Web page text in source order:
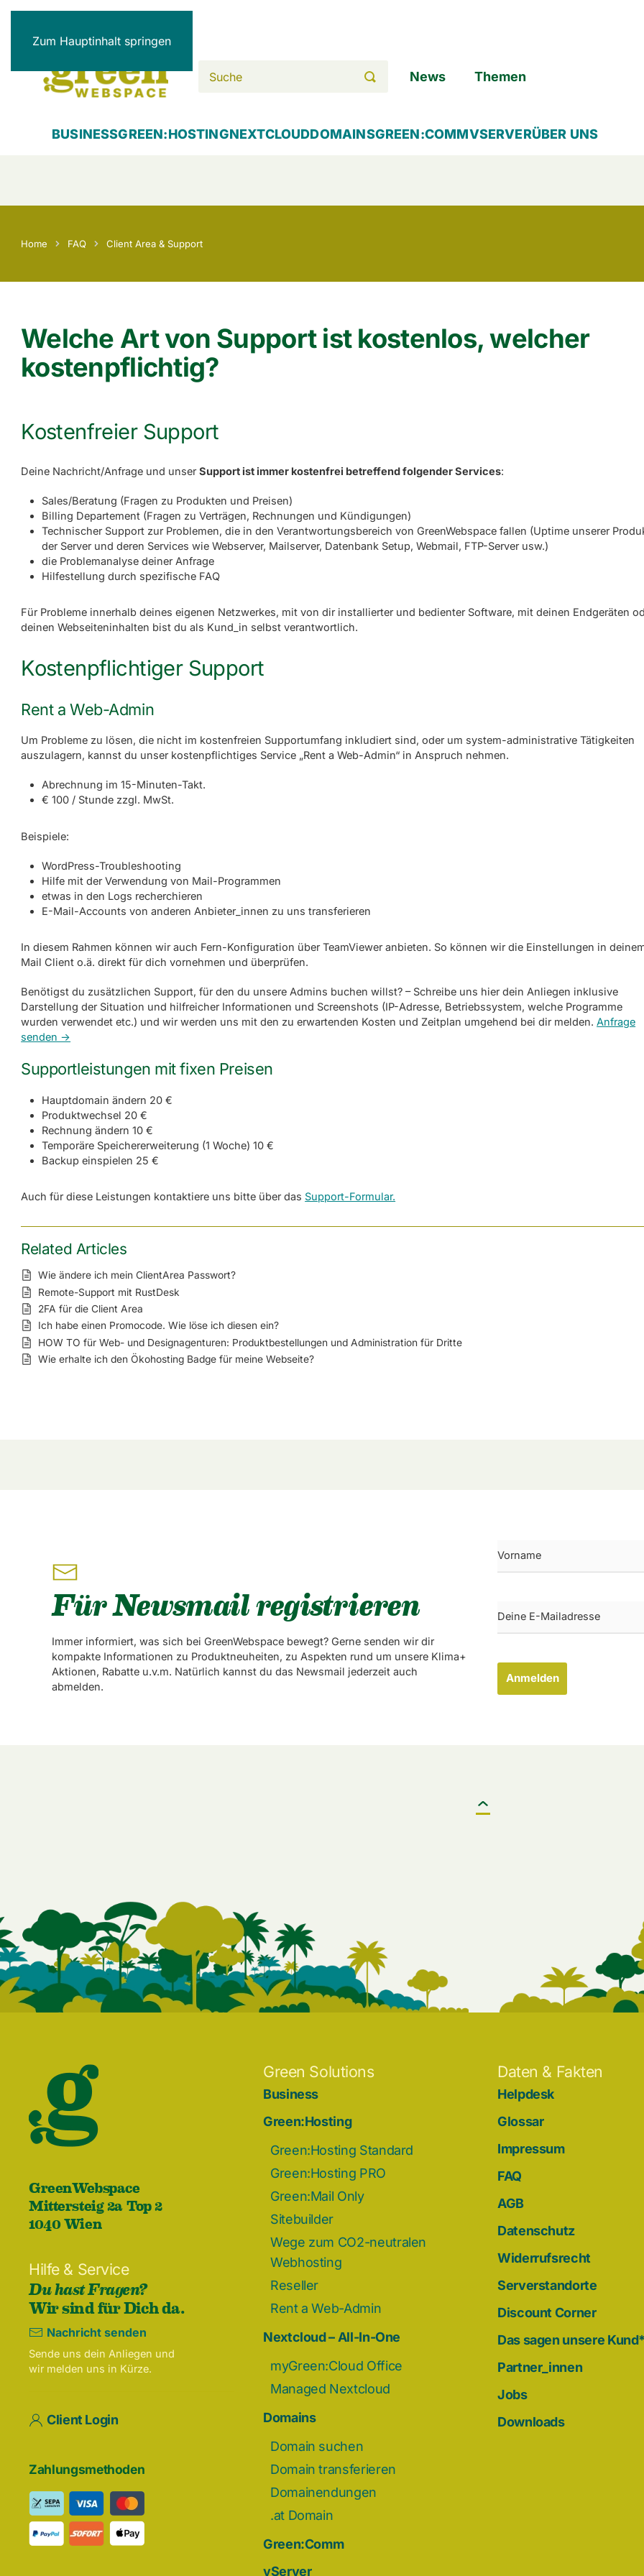
Zum Hauptinhalt springen
News Themen
BUSINESSGREEN:HOSTINGNEXTCLOUDDOMAINSGREEN:COMMVSERVERÜBER UNS
Home FAQ Client Area & Support
Welche Art von Support ist kostenlos, welcher
kostenpflichtig?
Kostenfreier Support
Deine Nachricht/Anfrage und unserSupport ist immer kostenfrei betreffend folgender Services:
Sales/Beratung (Fragen zu Produkten und Preisen)
Billing Departement (Fragen zu Verträgen, Rechnungen und Kündigungen)
Technischer Support zur Problemen, die in den Verantwortungsbereich von GreenWebspace fallen (Uptime unserer
der Server und deren Services wie Webserver, Mailserver, Datenbank Setup, Webmail, FTP-Server usw.)
die Problemanalyse deiner Anfrage
Hilfestellung durch spezifische FAQ
Für Probleme innerhalb deines eigenen Netzwerkes, mit von dir installierter und bedienter Software, mit deinen Endgeräten
deinen Webseiteninhalten bist du als Kund_in selbst verantwortlich.
Kostenpflichtiger Support
Rent a Web-Admin
Um Probleme zu lösen, die nicht im kostenfreien Supportumfang inkludiert sind, oder um system-administrative Tätigkeiten
auszulagern, kannst du unser kostenpflichtiges Service „Rent a Web-Admin“ in Anspruch nehmen.
Abrechnung im 15-Minuten-Takt.
€ 100 / Stunde zzgl. MwSt.
Beispiele:
WordPress-Troubleshooting
Hilfe mit der Verwendung von Mail-Programmen
etwas in den Logs recherchieren
E-Mail-Accounts von anderen Anbieter_innen zu uns transferieren
In diesem Rahmen können wir auch Fern-Konfiguration über TeamViewer anbieten. So können wir die Einstellungen in
Mail Client o.ä. direkt für dich vornehmen und überprüfen.
Benötigst du zusätzlichen Support, für den du unsere Admins buchen willst? – Schreibe uns hier dein Anliegen inklusive
Darstellung der Situation und hilfreicher Informationen und Screenshots (IP-Adresse, Betriebssystem, welche Programme
wurden verwendet etc.) und wir werden uns mit den zu erwartenden Kosten und Zeitplan umgehend bei dir melden.Anfrage
senden ->
Supportleistungen mit fixen Preisen
Hauptdomain ändern 20 €
Produktwechsel 20 €
Rechnung ändern 10 €
Temporäre Speichererweiterung (1 Woche) 10 €
Backup einspielen 25 €
Auch für diese Leistungen kontaktiere uns bitte über das Support-Formular.
Related Articles
Wie ändere ich mein ClientArea Passwort?
Remote-Support mit RustDesk
2FA für die Client Area
Ich habe einen Promocode. Wie löse ich diesen ein?
HOW TO für Web- und Designagenturen: Produktbestellungen und Administration für Dritte
Wie erhalte ich den Ökohosting Badge für meine Webseite?
Für Newsmail registrieren
Immer informiert, was sich bei GreenWebspace bewegt? Gerne senden wir dir
kompakte Informationen zu Produktneuheiten, zu Aspekten rund um unsere Klima+
Aktionen, Rabatte u.v.m. Natürlich kannst du das Newsmail jederzeit auch
abmelden.
Anmelden
GreenWebspace
Mittersteig 2a Top 2
1040 Wien
Hilfe & Service
Du hast Fragen?
Wir sind für Dich da.
Nachricht senden
Sende uns dein Anliegen und
wir melden uns in Kürze.
Client Login
Zahlungsmethoden
Green Solutions
Business
Green:Hosting
Green:Hosting Standard
Green:Hosting PRO
Green:Mail Only
Sitebuilder
Wege zum CO2-neutralen
Webhosting
Reseller
Rent a Web-Admin
Nextcloud – All-In-One
myGreen:Cloud Office
Managed Nextcloud
Domains
Domain suchen
Domain transferieren
Domainendungen
.at Domain
Green:Comm
vServer
Daten & Fakten
Helpdesk
Glossar
Impressum
FAQ
AGB
Datenschutz
Widerrufsrecht
Serverstandorte
Discount Corner
Das sagen unsere
Partner_innen
Jobs
Downloads